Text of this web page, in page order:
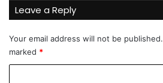
č
e
Leave a Reply
Your email address will not be published.
marked *